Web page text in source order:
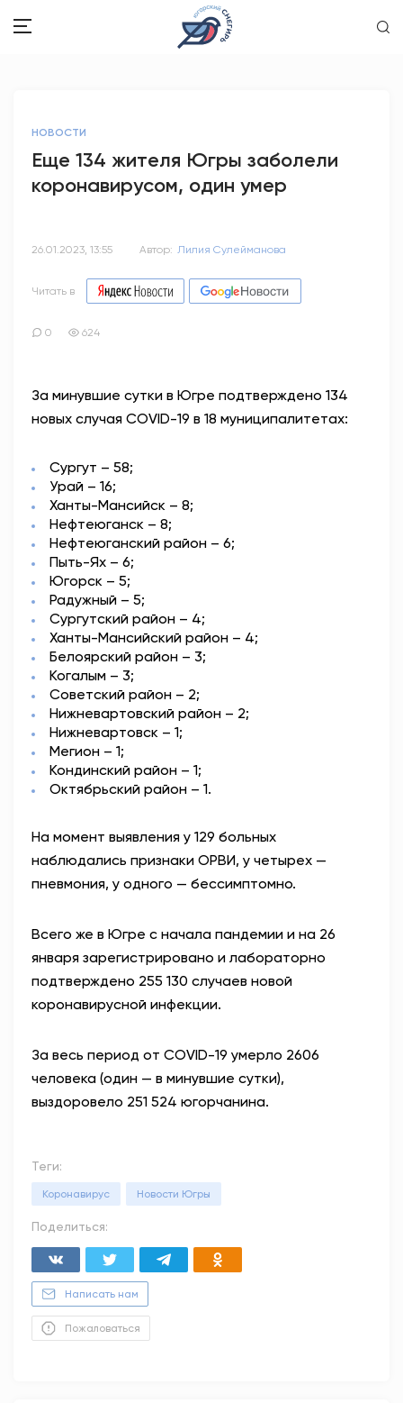
ОБРАЗОВАНИЕ
ЭТО У НАС СЕМЕЙНОЕ
ОФИЦИАЛЬНО
НОВОСТИ
Еще 134 жителя Югры заболели
коронавирусом, один умер
26.01.2023, 13:55 Автор: Лилия Сулейманова
Читать в
0 624
За минувшие сутки в Югре подтверждено 134
новых случая COVID-19 в 18 муниципалитетах:
Сургут – 58;
Урай – 16;
Ханты-Мансийск – 8;
Нефтеюганск – 8;
Нефтеюганский район – 6;
Пыть-Ях – 6;
Югорск – 5;
Радужный – 5;
Сургутский район – 4;
Ханты-Мансийский район – 4;
Белоярский район – 3;
Когалым – 3;
Советский район – 2;
Нижневартовский район – 2;
Нижневартовск – 1;
Мегион – 1;
Кондинский район – 1;
Октябрьский район – 1.
На момент выявления у 129 больных
наблюдались признаки ОРВИ, у четырех —
пневмония, у одного — бессимптомно.
Всего же в Югре с начала пандемии и на 26
января зарегистрировано и лабораторно
подтверждено 255 130 случаев новой
коронавирусной инфекции.
За весь период от COVID-19 умерло 2606
человека (один — в минувшие сутки),
выздоровело 251 524 югорчанина.
Теги:
Коронавирус Новости Югры
Поделиться:
Написать нам
Пожаловаться